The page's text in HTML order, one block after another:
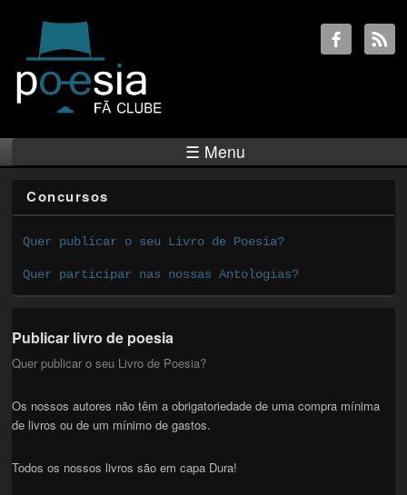
☰ Menu
Concursos
Quer publicar o seu Livro de Poesia?
Quer participar nas nossas Antologias?
Publicar livro de poesia
Quer publicar o seu Livro de Poesia?
Os nossos autores não têm a obrigatoriedade de uma compra mínima
de livros ou de um mínimo de gastos.
Todos os nossos livros são em capa Dura!